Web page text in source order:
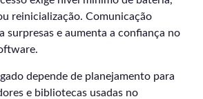
reinicialização. Comunicação
surpresas e aumenta a confiança no
depende de planejamento para
e bibliotecas usadas no